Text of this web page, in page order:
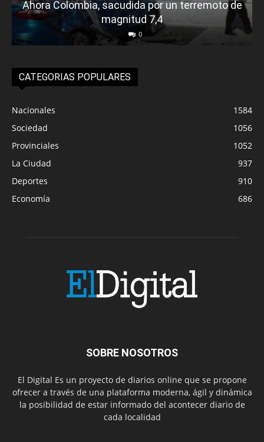
Ahora Colombia, sacudida por un terremoto de
magnitud 7,4
0
CATEGORIAS POPULARES
Nacionales
1584
Sociedad
1056
Provinciales
1052
La Ciudad
937
Deportes
910
Economía
686
SOBRE NOSOTROS
El Digital Es un proyecto de diarios online que se propone
ofrecer a través de una plataforma moderna, ágil y dinámica
la posibilidad de estar informado del acontecer diario de
cada localidad